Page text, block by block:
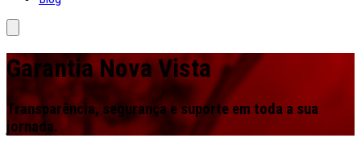
Garantia Nova Vista
Transparência, segurança e suporte em toda a sua
jornada.